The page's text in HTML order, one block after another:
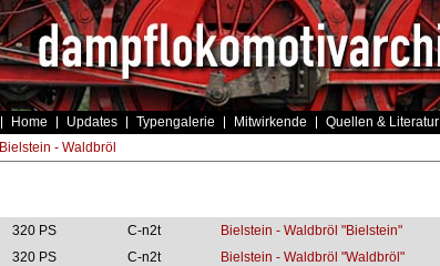
Home Updates Typengalerie Mitwirkende Quellen & Literatur
Bielstein - Waldbröl
320 PS C-n2t
Bielstein - Waldbröl "Bielstein"
320 PS C-n2t Bielstein - Waldbröl "Waldbröl"